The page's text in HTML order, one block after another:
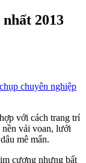
2013
chuyên nghiệp
với cách trang trí
nền vải voan, lưới
mê mẩn.
cương nhưng bất